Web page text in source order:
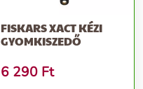
FISKARS XACT KÉZI
GYOMKISZEDŐ
6 290 Ft